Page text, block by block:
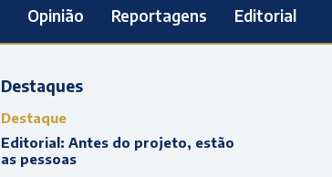
Opinião Reportagens Editorial
Destaques
Destaque
Editorial: Antes do projeto, estão
as pessoas